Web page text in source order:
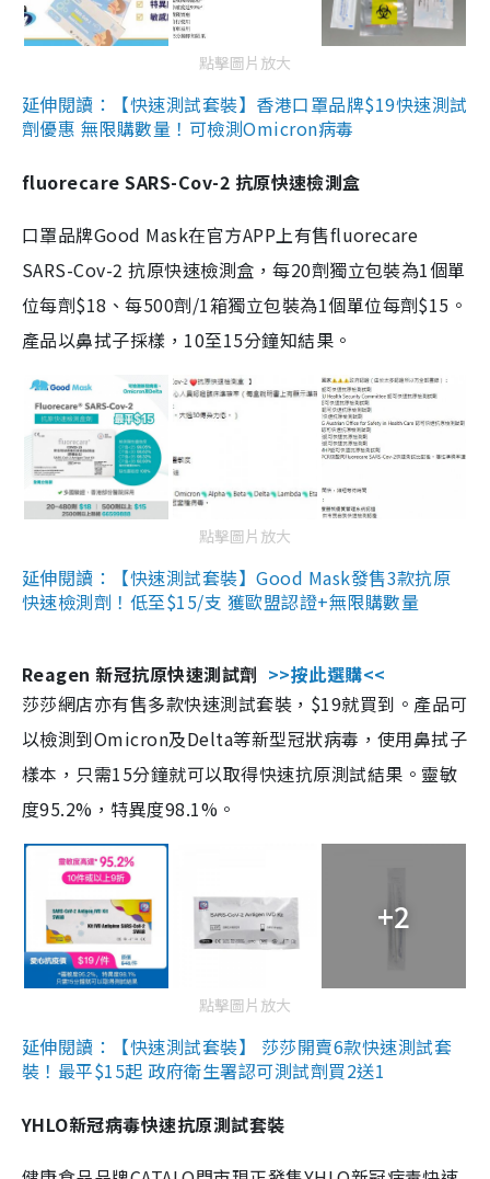
點擊圖片放大
延伸閱讀：【快速測試套裝】香港口罩品牌$19快速測試
劑優惠 無限購數量！可檢測Omicron病毒
fluorecare SARS-Cov-2 抗原快速檢測盒
口罩品牌Good Mask在官方APP上有售fluorecare
SARS-Cov-2 抗原快速檢測盒，每20劑獨立包裝為1個單
位每劑$18、每500劑/1箱獨立包裝為1個單位每劑$15。
產品以鼻拭子採樣，10至15分鐘知結果。
點擊圖片放大
延伸閱讀：【快速測試套裝】Good Mask發售3款抗原
快速檢測劑！低至$15/支 獲歐盟認證+無限購數量
Reagen 新冠抗原快速測試劑 >>按此選購<<
莎莎網店亦有售多款快速測試套裝，$19就買到。產品可
以檢測到Omicron及Delta等新型冠狀病毒，使用鼻拭子
樣本，只需15分鐘就可以取得快速抗原測試結果。靈敏
度95.2%，特異度98.1%。
+2
點擊圖片放大
延伸閱讀：【快速測試套裝】 莎莎開賣6款快速測試套
裝！最平$15起 政府衛生署認可測試劑買2送1
YHLO新冠病毒快速抗原測試套裝